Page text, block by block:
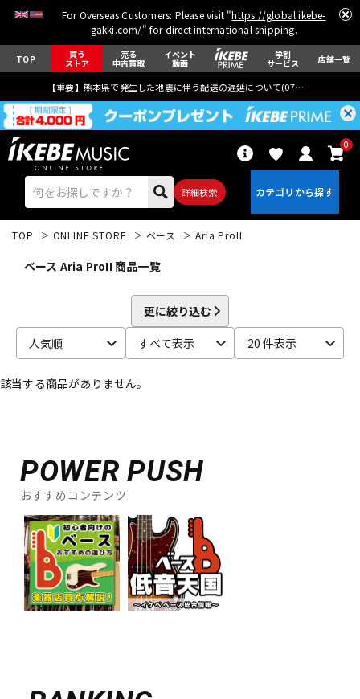
For Overseas Customers: Please visit "https://global.ikebe-
gakki.com/" for direct international shipping.
TOP 買う
ストア
売る
中古買取
イベント
動画
学割
サービス 店舗一覧
【重要】熊本県で発生した地震に伴う配送の遅延について(07月29日
詳細検索
0
エレキギター アコギ/エレアコ
ベース
キーボード
管楽器
アンプ
TOP ONLINE STORE ベース Aria ProII
ベース Aria ProII 商品一覧
更に絞り込む
人気順
すべて表示 20 件表示
該当する商品がありません。
POWER PUSH
おすすめコンテンツ